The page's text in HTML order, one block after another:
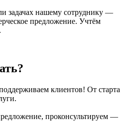
задачах нашему сотруднику —
предложение. Учтём
клиентов! От старта
проконсультируем —